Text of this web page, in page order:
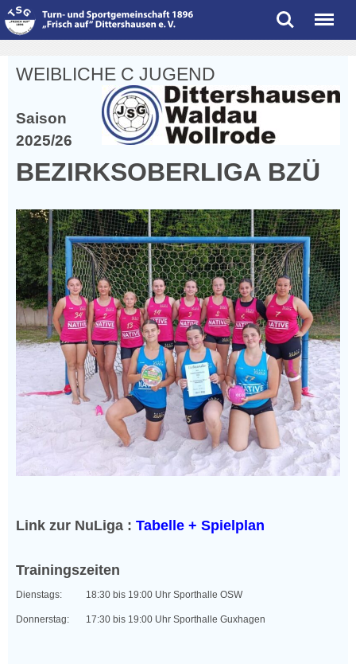
Search Menu
WEIBLICHE C JUGEND
Saison
2025/26
BEZIRKSOBERLIGA BZÜ
Link zur NuLiga : Tabelle + Spielplan
Trainingszeiten
Dienstags: 18:30 bis 19:00 Uhr Sporthalle OSW
Donnerstag: 17:30 bis 19:00 Uhr Sporthalle Guxhagen